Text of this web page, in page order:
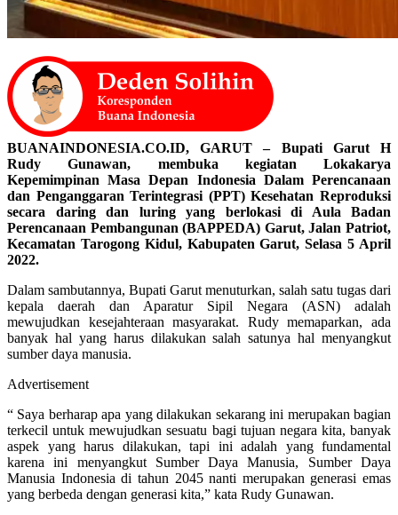
BUANAINDONESIA.CO.ID, GARUT – Bupati Garut H
Rudy Gunawan, membuka kegiatan Lokakarya
Kepemimpinan Masa Depan Indonesia Dalam Perencanaan
dan Penganggaran Terintegrasi (PPT) Kesehatan Reproduksi
secara daring dan luring yang berlokasi di Aula Badan
Perencanaan Pembangunan (BAPPEDA) Garut, Jalan Patriot,
Kecamatan Tarogong Kidul, Kabupaten Garut, Selasa 5 April
2022.
Dalam sambutannya, Bupati Garut menuturkan, salah satu tugas dari
kepala daerah dan Aparatur Sipil Negara (ASN) adalah
mewujudkan kesejahteraan masyarakat. Rudy memaparkan, ada
banyak hal yang harus dilakukan salah satunya hal menyangkut
sumber daya manusia.
Advertisement
“ Saya berharap apa yang dilakukan sekarang ini merupakan bagian
terkecil untuk mewujudkan sesuatu bagi tujuan negara kita, banyak
aspek yang harus dilakukan, tapi ini adalah yang fundamental
karena ini menyangkut Sumber Daya Manusia, Sumber Daya
Manusia Indonesia di tahun 2045 nanti merupakan generasi emas
yang berbeda dengan generasi kita,” kata Rudy Gunawan.